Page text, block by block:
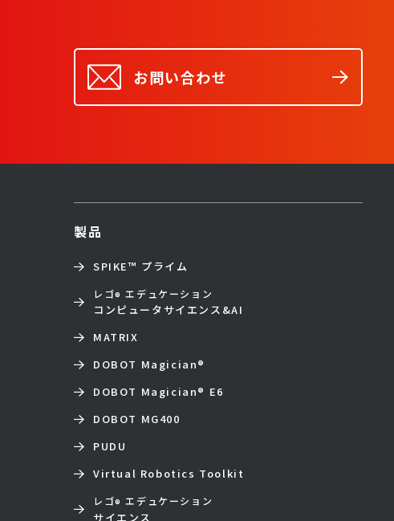
お問い合わせ
製品
SPIKE™ プライム
レゴ® エデュケーション
コンピュータサイエンス&AI
MATRIX
DOBOT Magician®
DOBOT Magician® E6
DOBOT MG400
PUDU
Virtual Robotics Toolkit
レゴ® エデュケーション
サイエンス